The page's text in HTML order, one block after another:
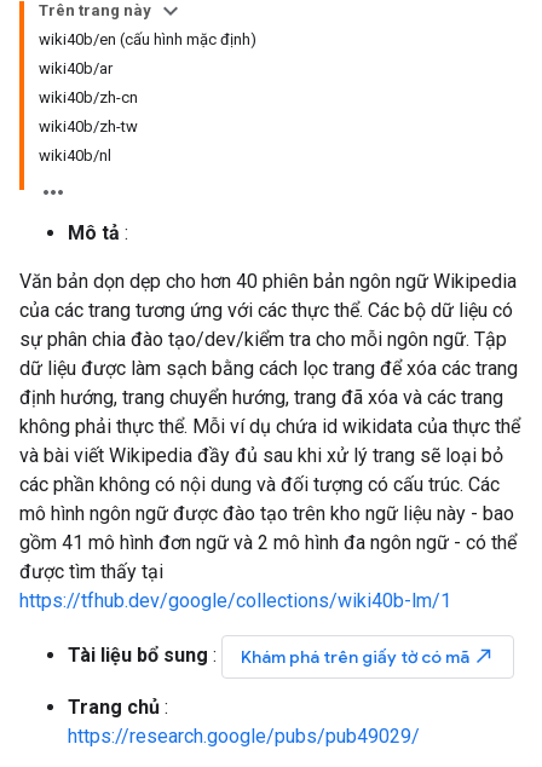
Trên trang này
wiki40b/en (cấu hình mặc định)
wiki40b/ar
wiki40b/zh-cn
wiki40b/zh-tw
wiki40b/nl
Mô tả :
Văn bản dọn dẹp cho hơn 40 phiên bản ngôn ngữ Wikipedia
của các trang tương ứng với các thực thể. Các bộ dữ liệu có
sự phân chia đào tạo/dev/kiểm tra cho mỗi ngôn ngữ. Tập
dữ liệu được làm sạch bằng cách lọc trang để xóa các trang
định hướng, trang chuyển hướng, trang đã xóa và các trang
không phải thực thể. Mỗi ví dụ chứa id wikidata của thực thể
và bài viết Wikipedia đầy đủ sau khi xử lý trang sẽ loại bỏ
các phần không có nội dung và đối tượng có cấu trúc. Các
mô hình ngôn ngữ được đào tạo trên kho ngữ liệu này - bao
gồm 41 mô hình đơn ngữ và 2 mô hình đa ngôn ngữ - có thể
được tìm thấy tại
https://tfhub.dev/google/collections/wiki40b-lm/1
Tài liệu bổ sung : Khám phá trên giấy tờ có mã north_east
Trang chủ :
https://research.google/pubs/pub49029/